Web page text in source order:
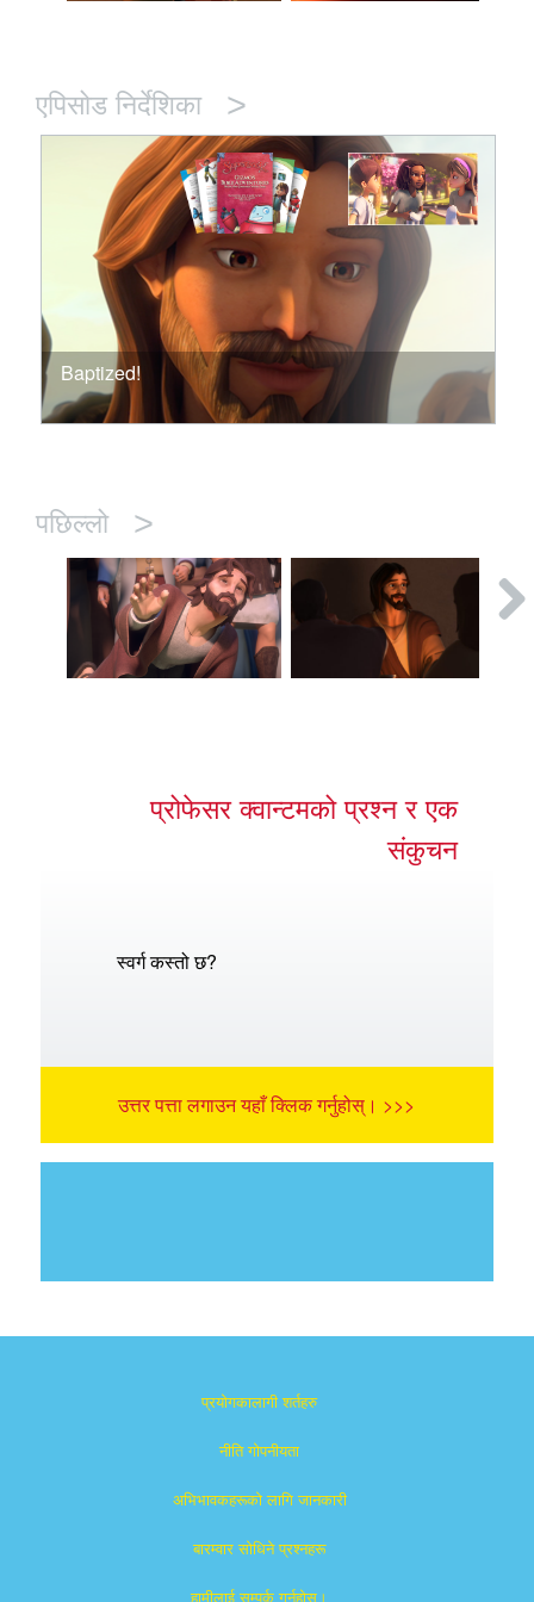
एपिसोड निर्देशिका >
Baptized!
पछिल्लो >
प्रोफेसर क्वान्टमको प्रश्न र एक
संकुचन
स्वर्ग कस्तो छ?
उत्तर पत्ता लगाउन यहाँ क्लिक गर्नुहोस्। >>>
प्रयोगकालागी शर्तहरु
नीति गोपनीयता
अभिभावकहरूको लागि जानकारी
बारम्वार साेधिने प्रश्नहरू
हामीलाई सम्पर्क गर्नुहोस्।